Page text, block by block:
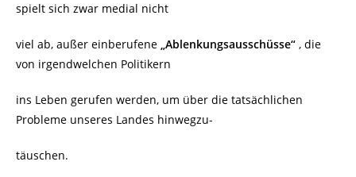
spielt sich zwar medial nicht
viel ab, außer einberufene „Ablenkungsausschüsse“ , die
von irgendwelchen Politikern
ins Leben gerufen werden, um über die tatsächlichen
Probleme unseres Landes hinwegzu-
täuschen.